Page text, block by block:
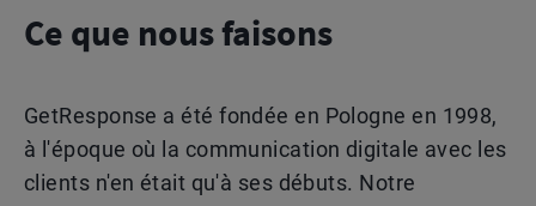
Ce que nous faisons
GetResponse a été fondée en Pologne en 1998,
à l'époque où la communication digitale avec les
clients n'en était qu'à ses débuts. Notre